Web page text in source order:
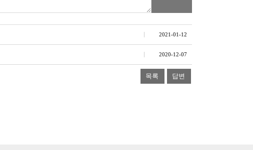
2021-01-12
2020-12-07
목록 답변